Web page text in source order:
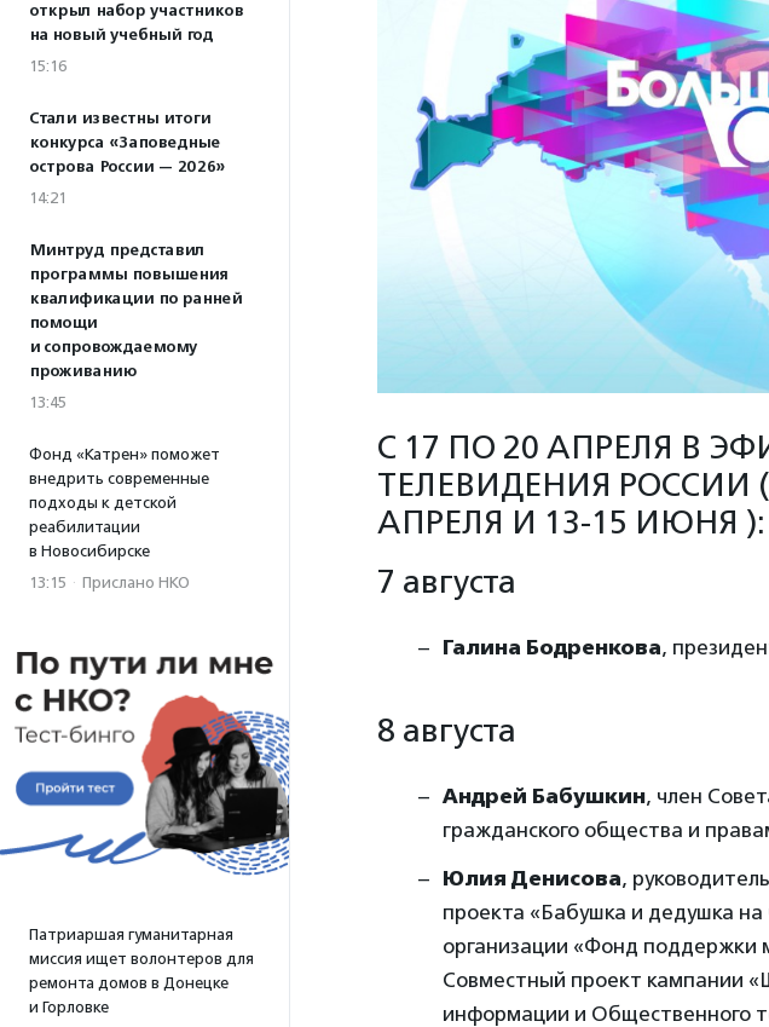
открыл набор участников
на новый учебный год
15:16
Стали известны итоги
конкурса «Заповедные
острова России — 2026»
14:21
Минтруд представил
программы повышения
квалификации по ранней
помощи
и сопровождаемому
проживанию
13:45
Фонд «Катрен» поможет
внедрить современные
подходы к детской
реабилитации
в Новосибирске
13:15 · Прислано НКО
Патриаршая гуманитарная
миссия ищет волонтеров для
ремонта домов в Донецке
и Горловке
С 17 ПО 20 АПРЕЛЯ В
ТЕЛЕВИДЕНИЯ РОССИИ
АПРЕЛЯ И 13-15 ИЮНЯ ):
7 августа
Галина Бодренкова,
8 августа
Андрей Бабушкин, член
гражданского общества и
Юлия Денисова,
проекта «Бабушка и дедушка
организации «Фонд поддержки
Совместный проект кампании
информации и Общественного